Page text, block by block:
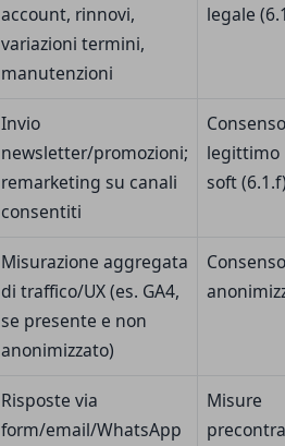
account, rinnovi,
variazioni termini,
manutenzioni
legale
Invio
newsletter/promozioni;
remarketing su canali
consentiti
legittimo
soft
Misurazione aggregata
di traffico/UX (es. GA4,
se presente e non
anonimizzato)
Risposte via
form/email/WhatsApp
Misure